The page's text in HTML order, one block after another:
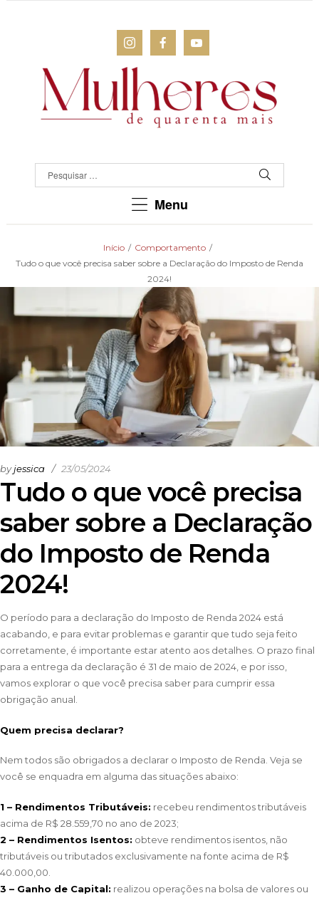
QUARENTA
Menu
Início / Comportamento /
Tudo o que você precisa saber sobre a Declaração do Imposto de Renda
2024!
Tudo o que você precisa
saber sobre a Declaração
do Imposto de Renda
2024!
byjessica 23/05/2024
O período para a declaração do Imposto de Renda 2024 está
acabando, e para evitar problemas e garantir que tudo seja feito
corretamente, é importante estar atento aos detalhes. O prazo final
para a entrega da declaração é 31 de maio de 2024, e por isso,
vamos explorar o que você precisa saber para cumprir essa
obrigação anual.
Quem precisa declarar?
Nem todos são obrigados a declarar o Imposto de Renda. Veja se
você se enquadra em alguma das situações abaixo:
1 – Rendimentos Tributáveis: recebeu rendimentos tributáveis
acima de R$ 28.559,70 no ano de 2023;
2 – Rendimentos Isentos: obteve rendimentos isentos, não
tributáveis ou tributados exclusivamente na fonte acima de R$
40.000,00.
3 – Ganho de Capital: realizou operações na bolsa de valores ou